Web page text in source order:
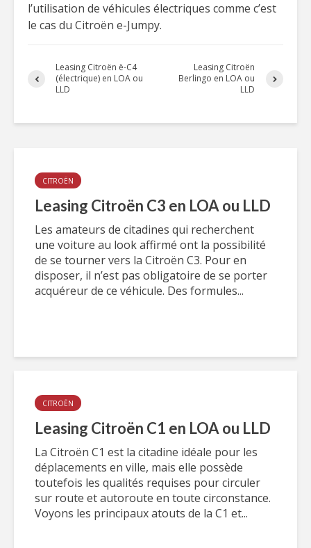
l’utilisation de véhicules électriques comme c’est
le cas du Citroën e-Jumpy.
Leasing Citroën ë-C4
(électrique) en LOA ou
LLD
Leasing Citroën
Berlingo en LOA ou
LLD
CITROËN
Leasing Citroën C3 en LOA ou LLD
Les amateurs de citadines qui recherchent
une voiture au look affirmé ont la possibilité
de se tourner vers la Citroën C3. Pour en
disposer, il n’est pas obligatoire de se porter
acquéreur de ce véhicule. Des formules...
CITROËN
Leasing Citroën C1 en LOA ou LLD
La Citroën C1 est la citadine idéale pour les
déplacements en ville, mais elle possède
toutefois les qualités requises pour circuler
sur route et autoroute en toute circonstance.
Voyons les principaux atouts de la C1 et...